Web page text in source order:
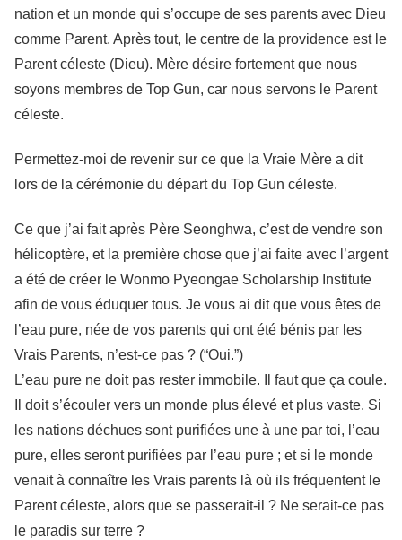
nation et un monde qui s’occupe de ses parents avec Dieu
comme Parent. Après tout, le centre de la providence est le
Parent céleste (Dieu). Mère désire fortement que nous
soyons membres de Top Gun, car nous servons le Parent
céleste.
Permettez-moi de revenir sur ce que la Vraie Mère a dit
lors de la cérémonie du départ du Top Gun céleste.
Ce que j’ai fait après Père Seonghwa, c’est de vendre son
hélicoptère, et la première chose que j’ai faite avec l’argent
a été de créer le Wonmo Pyeongae Scholarship Institute
afin de vous éduquer tous. Je vous ai dit que vous êtes de
l’eau pure, née de vos parents qui ont été bénis par les
Vrais Parents, n’est-ce pas ? (“Oui.”)
L’eau pure ne doit pas rester immobile. Il faut que ça coule.
Il doit s’écouler vers un monde plus élevé et plus vaste. Si
les nations déchues sont purifiées une à une par toi, l’eau
pure, elles seront purifiées par l’eau pure ; et si le monde
venait à connaître les Vrais parents là où ils fréquentent le
Parent céleste, alors que se passerait-il ? Ne serait-ce pas
le paradis sur terre ?